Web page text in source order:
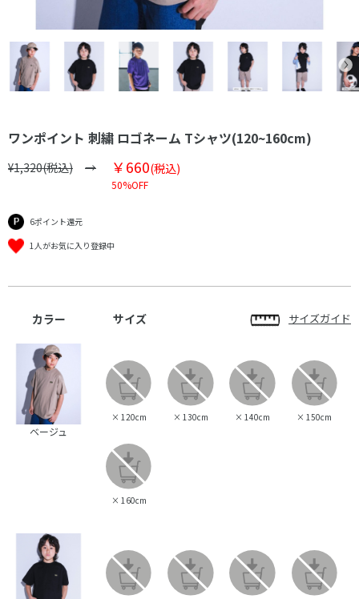
ワンポイント 刺繍 ロゴネーム Tシャツ(120~160cm)
¥1,320(税込) ￥660(税込)
50%OFF
6ポイント還元
1人がお気に入り登録中
カラー サイズ サイズガイド
ベージュ
× 120cm × 130cm × 140cm × 150cm
× 160cm